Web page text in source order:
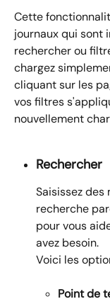
Cette
journaux qui sont
rechercher ou
chargez
cliquant sur les
vos filtres
nouvellement
Rechercher
Saisissez
recherche
pour vous
avez besoin.
Voici les
Point de